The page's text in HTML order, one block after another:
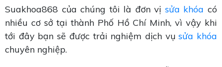
Suakhoa868 của chúng tôi là đơn vị sửa khóa có
nhiều cơ sở tại thành Phố Hồ Chí Minh, vì vậy khi
tới đây bạn sẽ được trải nghiệm dịch vụsửa khóa
chuyên nghiệp.